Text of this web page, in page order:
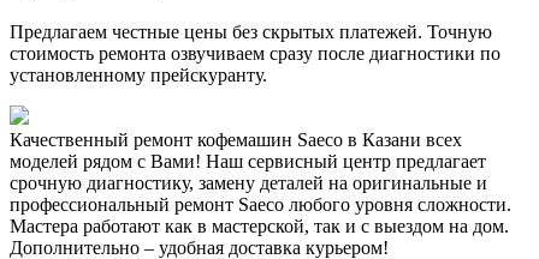
Предлагаем честные цены без скрытых платежей. Точную
стоимость ремонта озвучиваем сразу после диагностики по
установленному прейскуранту.
Качественный ремонт кофемашин Saeco в Казани всех
моделей рядом с Вами! Наш сервисный центр предлагает
срочную диагностику, замену деталей на оригинальные и
профессиональный ремонт Saeco любого уровня сложности.
Мастера работают как в мастерской, так и с выездом на дом.
Дополнительно – удобная доставка курьером!